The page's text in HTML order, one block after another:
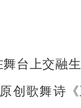
台上交融
创歌舞诗